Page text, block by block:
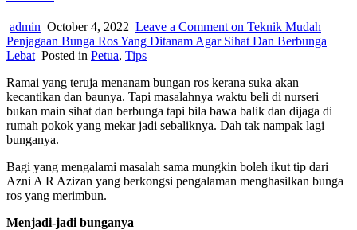
admin October 4, 2022 Leave a Comment on Teknik Mudah
Penjagaan Bunga Ros Yang Ditanam Agar Sihat Dan Berbunga
Lebat Posted in Petua, Tips
Ramai yang teruja menanam bungan ros kerana suka akan
kecantikan dan baunya. Tapi masalahnya waktu beli di nurseri
bukan main sihat dan berbunga tapi bila bawa balik dan dijaga di
rumah pokok yang mekar jadi sebaliknya. Dah tak nampak lagi
bunganya.
Bagi yang mengalami masalah sama mungkin boleh ikut tip dari
Azni A R Azizan yang berkongsi pengalaman menghasilkan bunga
ros yang merimbun.
Menjadi-jadi bunganya